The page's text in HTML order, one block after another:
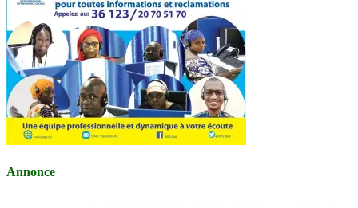
Annonce